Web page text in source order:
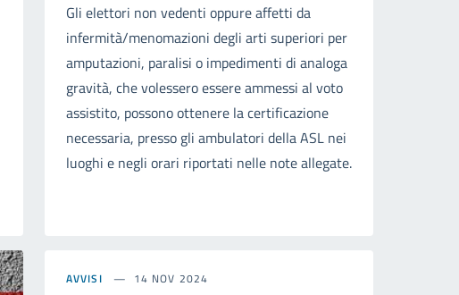
Gli elettori non vedenti oppure affetti da
infermità/menomazioni degli arti superiori per
amputazioni, paralisi o impedimenti di analoga
gravità, che volessero essere ammessi al voto
assistito, possono ottenere la certificazione
necessaria, presso gli ambulatori della ASL nei
luoghi e negli orari riportati nelle note allegate.
AVVISI 14 NOV 2024